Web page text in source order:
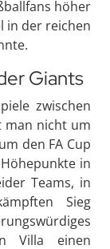
höher
in der reichen
Giants
zwischen
man nicht um
den FA Cup
in
Teams, in
Sieg
Villa einen